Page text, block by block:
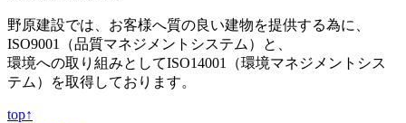
野原建設では、お客様へ質の良い建物を提供する為に、
ISO9001（品質マネジメントシステム）と、
環境への取り組みとしてISO14001（環境マネジメントシス
テム）を取得しております。
top↑